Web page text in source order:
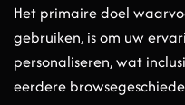
Het primaire doel
gebruiken, is om uw
personaliseren, wat
eerdere